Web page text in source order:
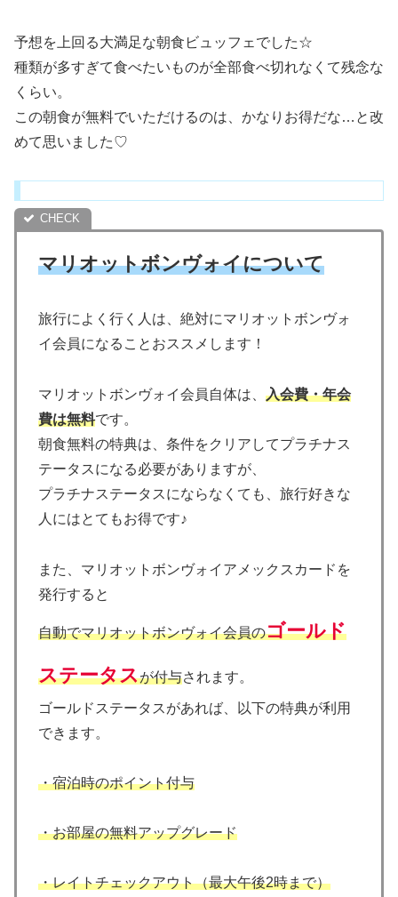
予想を上回る大満足な朝食ビュッフェでした☆
種類が多すぎて食べたいものが全部食べ切れなくて残念な
くらい。
この朝食が無料でいただけるのは、かなりお得だな…と改
めて思いました♡
マリオットボンヴォイについて
旅行によく行く人は、絶対にマリオットボンヴォ
イ会員になることおススメします！
マリオットボンヴォイ会員自体は、 入会費・年会
費は無料です。
朝食無料の特典は、条件をクリアしてプラチナス
テータスになる必要がありますが、
プラチナステータスにならなくても、旅行好きな
人にはとてもお得です♪
また、マリオットボンヴォイアメックスカードを
発行すると
自動でマリオットボンヴォイ会員のゴールド
ステータスが付与されます。
ゴールドステータスがあれば、以下の特典が利用
できます。
・宿泊時のポイント付与
・お部屋の無料アップグレード
・レイトチェックアウト（最大午後2時まで）